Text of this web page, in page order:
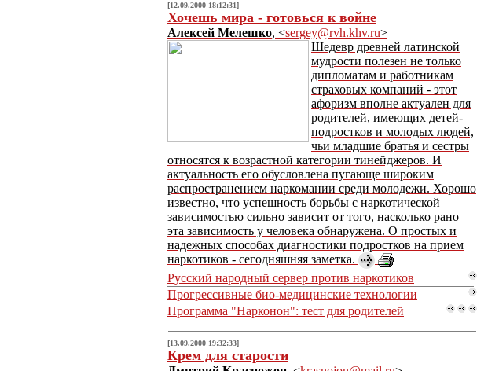
[12.09.2000 18:12:31]
Хочешь мира - готовься к войне
Алексей Мелешко, <sergey@rvh.khv.ru>
Шедевр древней латинской
мудрости полезен не только
дипломатам и работникам
страховых компаний - этот
афоризм вполне актуален для
родителей, имеющих детей-
подростков и молодых людей,
чьи младшие братья и сестры
относятся к возрастной категории тинейджеров. И
актуальность его обусловлена пугающе широким
распространением наркомании среди молодежи. Хорошо
известно, что успешность борьбы с наркотической
зависимостью сильно зависит от того, насколько рано
эта зависимость у человека обнаружена. О простых и
надежных способах диагностики подростков на прием
наркотиков - сегодняшняя заметка.
Русский народный сервер против наркотиков
Прогрессивные био-медицинские технологии
Программа "Нарконон": тест для родителей
[13.09.2000 19:32:33]
Крем для старости